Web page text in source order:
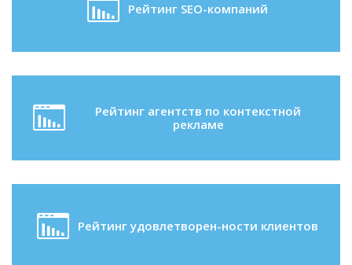
Рейтинг SEO-компаний
Рейтинг агентств по контекстной
рекламе
Рейтинг удовлетворен-ности клиентов